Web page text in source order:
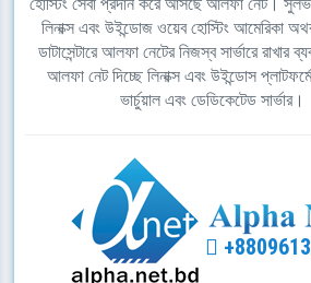
লিনাক্স এবং উইন্ডোজ ওয়েব হোস্টিং আমেরিকা
ডাটাসেন্টারে আলফা নেটের নিজস্ব সার্ভারে রাখার
আলফা নেট দিচ্ছে লিনাক্স এবং উইন্ডোস
ভার্চুয়াল এবং ডেডিকেটেড সার্ভার।